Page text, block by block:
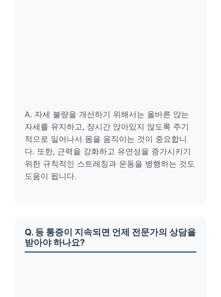
A. 자세 불량을 개선하기 위해서는 올바른 앉는
자세를 유지하고, 장시간 앉아있지 않도록 주기
적으로 일어나서 몸을 움직이는 것이 중요합니
다. 또한, 근력을 강화하고 유연성을 증가시키기
위한 규칙적인 스트레칭과 운동을 병행하는 것도
도움이 됩니다.
Q. 등 통증이 지속되면 언제 전문가의 상담을
받아야 하나요?